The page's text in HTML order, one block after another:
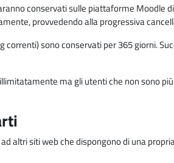
conservati sulle piattaforme Moodle
provvedendo alla progressiva
sono conservati per 365 giorni.
ma gli utenti che non sono
altri siti web che dispongono di una